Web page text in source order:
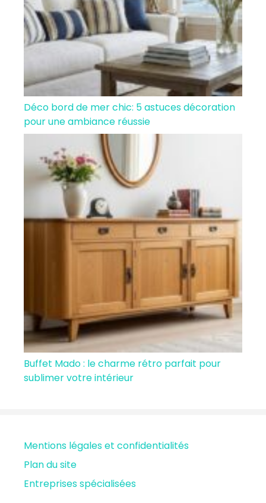
Déco bord de mer chic: 5 astuces décoration
pour une ambiance réussie
Buffet Mado : le charme rétro parfait pour
sublimer votre intérieur
Mentions légales et confidentialités
Plan du site
Entreprises spécialisées